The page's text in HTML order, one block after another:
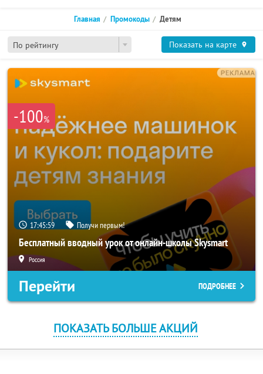
По рейтингу
Главная Промокоды Детям
Показать на карте
-100%
17:45:58 Получи первым!
Бесплатный вводный урок от онлайн-школы Skysmart
Россия
Перейти ПОДРОБНЕЕ
ПОКАЗАТЬ БОЛЬШЕ АКЦИЙ